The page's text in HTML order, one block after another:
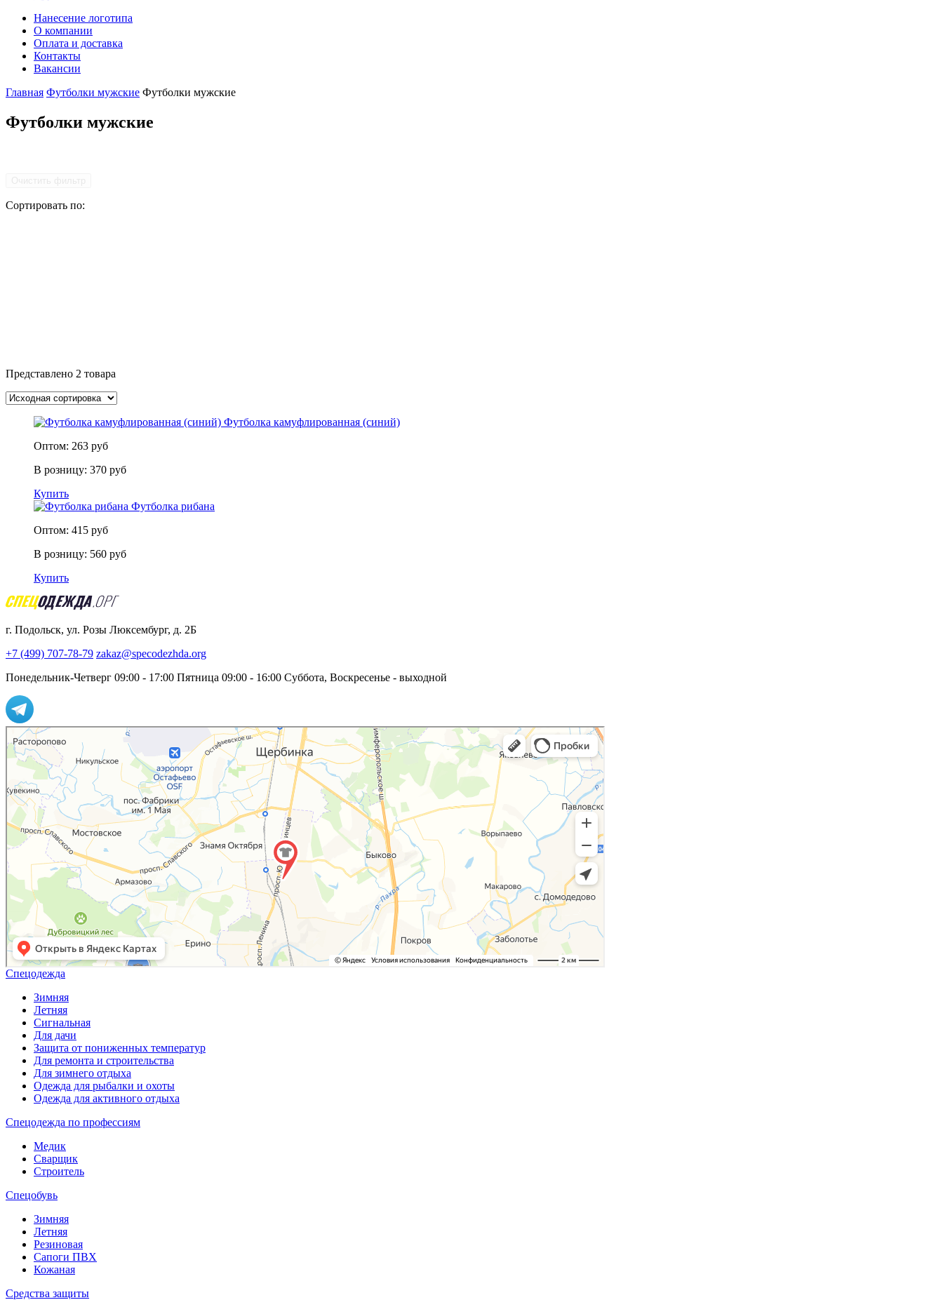
Нанесение логотипа
О компании
Оплата и доставка
Контакты
Вакансии
Главная Футболки мужские Футболки мужские
Футболки мужские
Сортировать по:
Представлено 2 товара
Футболка камуфлированная (синий)
Оптом: 263 руб
В розницу: 370 руб
Купить
Футболка рибана
Оптом: 415 руб
В розницу: 560 руб
Купить
г. Подольск, ул. Розы Люксембург, д. 2Б
+7 (499) 707-78-79 zakaz@specodezhda.org
Понедельник-Четверг 09:00 - 17:00 Пятница 09:00 - 16:00 Суббота, Воскресенье - выходной
Спецодежда
Зимняя
Летняя
Сигнальная
Для дачи
Защита от пониженных температур
Для ремонта и строительства
Для зимнего отдыха
Одежда для рыбалки и охоты
Одежда для активного отдыха
Спецодежда по профессиям
Медик
Сварщик
Строитель
Спецобувь
Зимняя
Летняя
Резиновая
Сапоги ПВХ
Кожаная
Средства защиты